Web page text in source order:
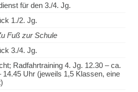
für den 3./4. Jg.
1./2. Jg.
Fuß zur Schule
3./4. Jg.
Radfahrtraining 4. Jg. 12.30 – ca.
14.45 Uhr (jeweils 1,5 Klassen, eine